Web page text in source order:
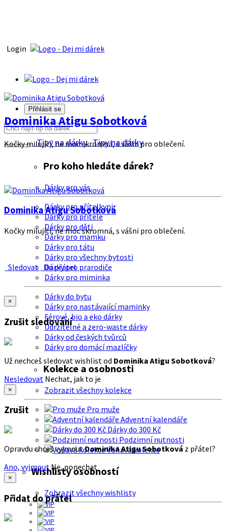
Login
Přihlásit se
Tipy na dárkyTipy na dárky
Pro koho hledáte dárek?
Dárky pro vás
Dárky pro přítelkyni
Dárky pro přítele
Dárky pro děti
Dárky pro mamku
Dárky pro tátu
Dárky pro všechny bytosti
Dárky pro prarodiče
Dárky pro miminka
Dárky do bytu
Dárky pro nastávající maminky
Férové, bio a eko dárky
Udržitelné a zero-waste dárky
Dárky od českých tvůrců
Dárky pro domácí mazlíčky
Kolekce a osobnosti
Zobrazit všechny kolekce
Pro muže
Adventní kalendáře
Dárky do 300 Kč
Podzimní nutnosti
Voňavá kolekce
Wishlisty osobností
Zobrazit všechny wishlisty
Dominika Atigu Sobotková
Kočky milující, ne moc skromná, s vášni pro oblečení.
Dominika Atigu Sobotková
Kočky milující, ne moc skromná, s vášni pro oblečení.
Sledovat Do přátel
×
Zrušit sledování
Už nechceš sledovat wishlist od Dominika Atigu Sobotková?
Nesledovat Nechat, jak to je
×
Zrušit
Opravdu chceš vyjmoutDominika Atigu Sobotková z přátel?
Ano, vyjmout Ne, ponechat
×
Přidat do přátel